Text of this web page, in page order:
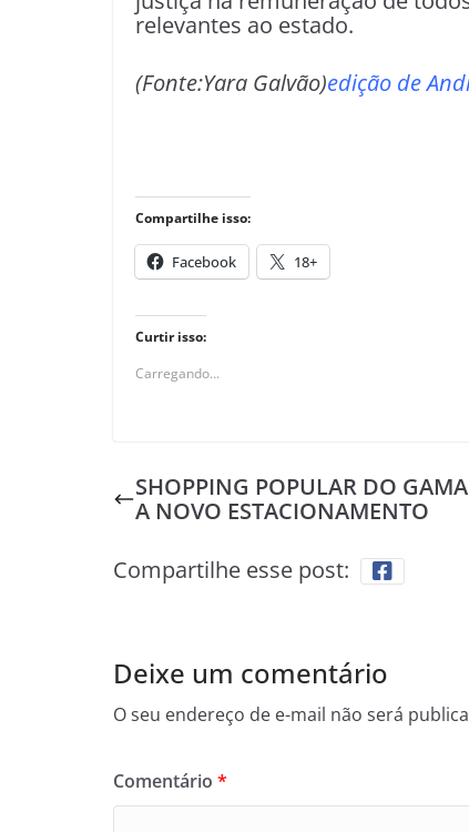
relevantes ao estado.
(Fonte:Yara Galvão)edição de
Compartilhe isso:
Facebook 18+
Curtir isso:
Carregando...
SHOPPING POPULAR DO
A NOVO ESTACIONAMENTO
Compartilhe esse post:
Deixe um comentário
O seu endereço de e-mail não será
Comentário *